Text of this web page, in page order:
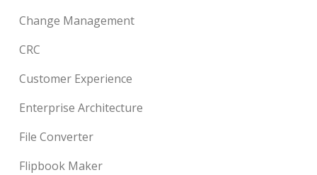
Change Management
CRC
Customer Experience
Enterprise Architecture
File Converter
Flipbook Maker